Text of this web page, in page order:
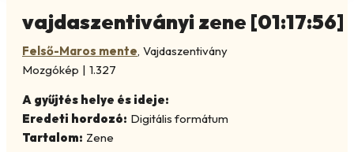
vajdaszentiványi zene [01:17:56]
Felső-Maros mente, Vajdaszentivány
Mozgókép | 1.327
A gyűjtés helye és ideje:
Eredeti hordozó: Digitális formátum
Tartalom: Zene